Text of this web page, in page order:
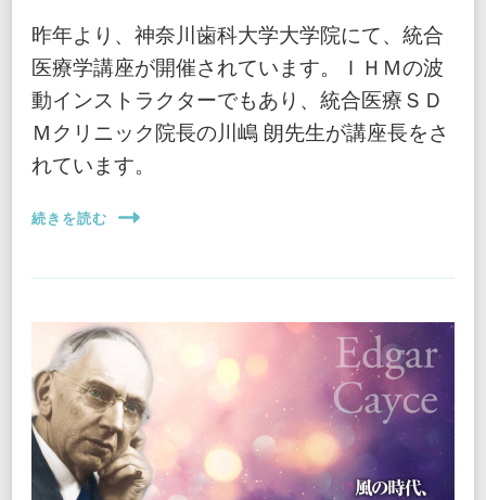
昨年より、神奈川歯科大学大学院にて、統合
医療学講座が開催されています。ＩＨＭの波
動インストラクターでもあり、統合医療ＳＤ
Ｍクリニック院長の川嶋 朗先生が講座長をさ
れています。
続きを読む